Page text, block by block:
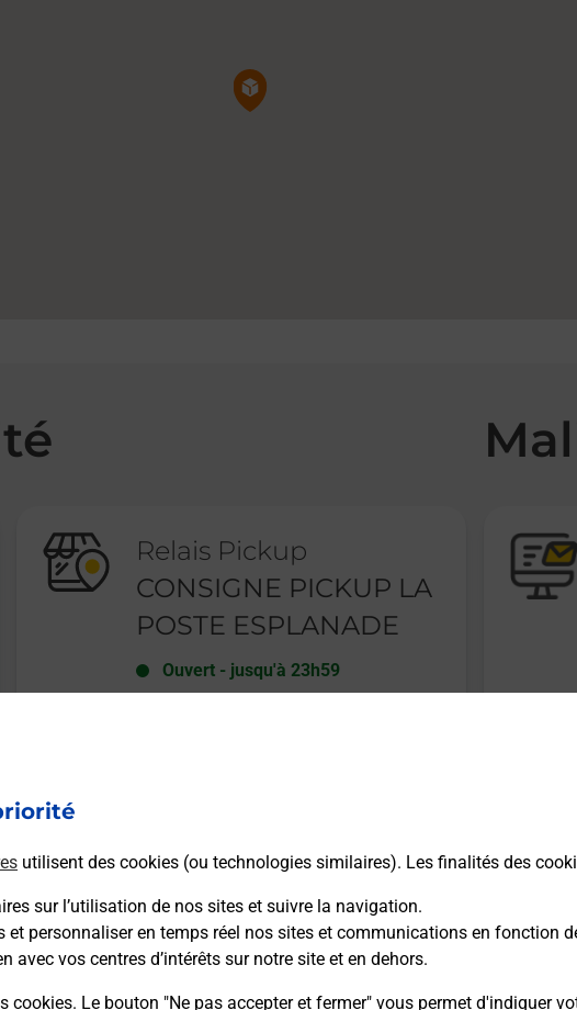
utilisent des cookies (ou technologies similaires). Les finalités des
sur l’utilisation de nos sites et suivre la navigation.
et personnaliser en temps réel nos sites et communications en fonction
avec vos centres d’intérêts sur notre site et en dehors.
cookies. Le bouton "Ne pas accepter et fermer" vous permet d'indiquer
Pin de la carte
Relais Pickup
CONSIGNE PICKUP LA
POSTE ESPLANADE
Ouvert- jusqu'à 23h59